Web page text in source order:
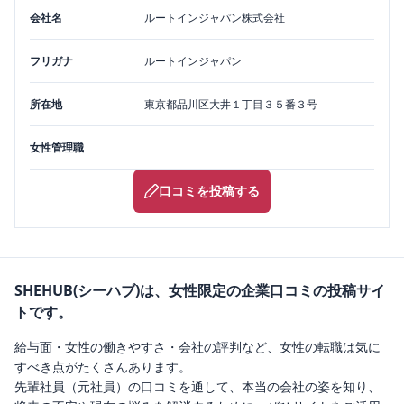
会社名 ルートインジャパン株式会社
フリガナ ルートインジャパン
所在地 東京都品川区大井１丁目３５番３号
女性管理職
口コミを投稿する
SHEHUB(シーハブ)は、女性限定の企業口コミの投稿サイ
トです。
給与面・女性の働きやすさ・会社の評判など、女性の転職は気に
すべき点がたくさんあります。
先輩社員（元社員）の口コミを通して、本当の会社の姿を知り、